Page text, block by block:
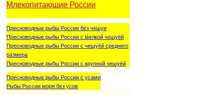
Млекопитающие России
Пресноводные рыбы России без чешуи
Пресноводные рыбы России с мелкой чешуёй
Пресноводные рыбы России с чешуёй среднего
размера
Пресноводные рыбы России с крупной чешуёй
Пресноводные рыбы России с усами
Рыбы России моря без усов